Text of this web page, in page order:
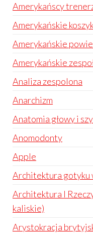
Amerykańscy
Amerykańskie
Amerykańskie
Amerykańskie
Analiza zespolona
Anarchizm
Anatomia głowy i
Anomodonty
Apple
Architektura gotyku
Architektura I
kaliskie)
Arystokracja